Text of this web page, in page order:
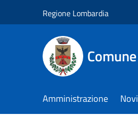
Regione Lombardia
Amministrazione